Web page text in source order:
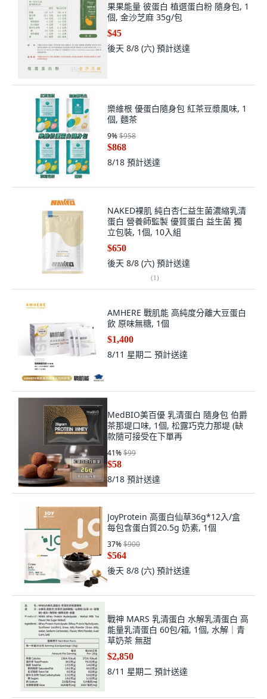
果果能量 彼蛋白 植選蛋白粉 隨身包, 1
個, 金沙芝麻 35g/包
$45
後天 8/8 (六) 預計送達
樂維根 優蛋白隨身包 紅茶豆漿風味, 1
個, 麵茶
9%$958
$868
8/18 預計送達
NAKED裸肌 純白杏仁益生菌濃縮乳清
蛋白 營養師監製 優質蛋白 益生菌 獨
立包裝, 1個, 10入組
$650
後天 8/8 (六) 預計送達
(1)
AMHERE 戰肌能 高純度分離大豆蛋白
飲 原味無糖, 1個
$1,400
8/11 星期二 預計送達
MedBIO美百優 乳清蛋白 隨身包 伯爵
茶那堤口味, 1個, 松露巧克力那堤 (缺
款隨可接受在下單再
41%$99
$58
8/18 預計送達
JoyProtein 高蛋白仙草36g*12入/盒
每包含蛋白質20.5g 奶素, 1個
37%$900
$564
後天 8/8 (六) 預計送達
戰神 MARS 乳清蛋白 水解乳清蛋白 高
能量乳清蛋白 60包/箱, 1個, 水解｜青
草奶茶 無甜
$2,850
8/11 星期二 預計送達